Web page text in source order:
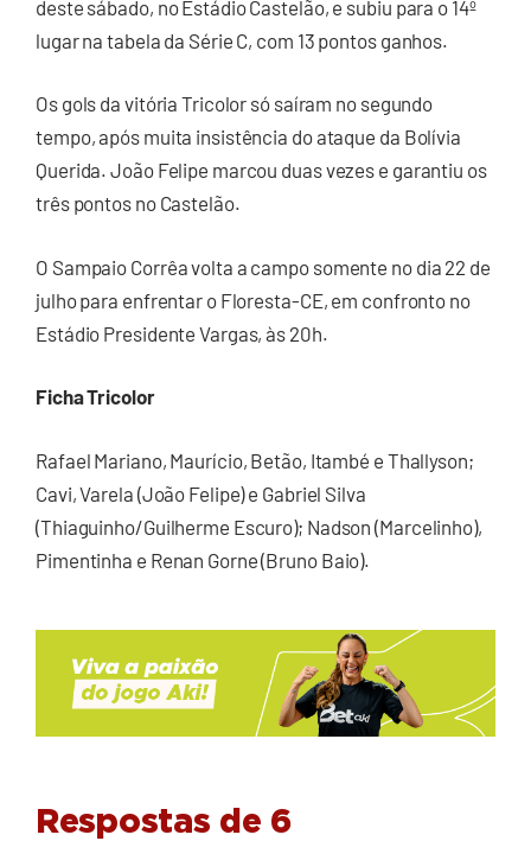
deste sábado, no Estádio Castelão, e subiu para o 14º
lugar na tabela da Série C, com 13 pontos ganhos.
Os gols da vitória Tricolor só saíram no segundo
tempo, após muita insistência do ataque da Bolívia
Querida. João Felipe marcou duas vezes e garantiu os
três pontos no Castelão.
O Sampaio Corrêa volta a campo somente no dia 22 de
julho para enfrentar o Floresta-CE, em confronto no
Estádio Presidente Vargas, às 20h.
Ficha Tricolor
Rafael Mariano, Maurício, Betão, Itambé e Thallyson;
Cavi, Varela (João Felipe) e Gabriel Silva
(Thiaguinho/Guilherme Escuro); Nadson (Marcelinho),
Pimentinha e Renan Gorne (Bruno Baio).
Respostas de 6